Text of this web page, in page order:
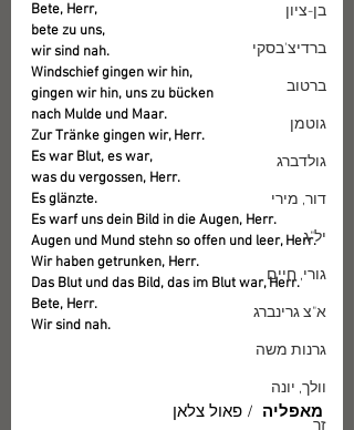
בן-ציון
ברדיצ'בסקי
ברטוב
גוטמן
גולדברג
דור, מירי
יל"ג
גורי, חיים
א"צ גרינברג
גרנות משה
וולך, יונה
זך
Bete, Herr,
bete zu uns,
wir sind nah.
Windschief gingen wir hin,
gingen wir hin, uns zu bücken
nach Mulde und Maar.
Zur Tränke gingen wir, Herr.
Es war Blut, es war,
was du vergossen, Herr.
Es glänzte.
Es warf uns dein Bild in die Augen, Herr.
Augen und Mund stehn so offen und leer, Herr.
Wir haben getrunken, Herr.
Das Blut und das Bild, das im Blut war, Herr.
Bete, Herr.
Wir sind nah.
מאפליה
  / פאול צלאן